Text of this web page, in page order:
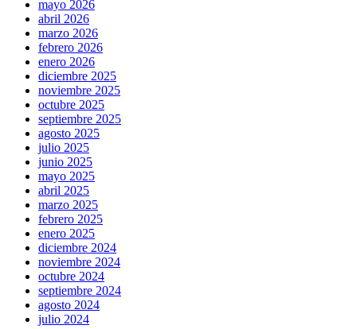
mayo 2026
abril 2026
marzo 2026
febrero 2026
enero 2026
diciembre 2025
noviembre 2025
octubre 2025
septiembre 2025
agosto 2025
julio 2025
junio 2025
mayo 2025
abril 2025
marzo 2025
febrero 2025
enero 2025
diciembre 2024
noviembre 2024
octubre 2024
septiembre 2024
agosto 2024
julio 2024